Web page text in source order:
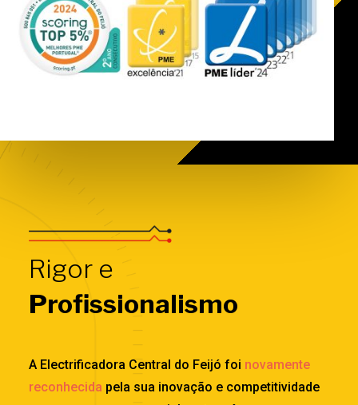
Rigor e
Profissionalismo
A Electrificadora Central do Feijó foi novamente
reconhecida pela sua inovação e competitividade